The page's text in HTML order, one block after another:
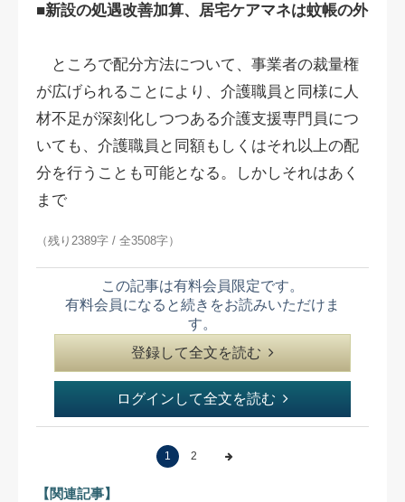
■新設の処遇改善加算、居宅ケアマネは蚊帳の外
ところで配分方法について、事業者の裁量権
が広げられることにより、介護職員と同様に人
材不足が深刻化しつつある介護支援専門員につ
いても、介護職員と同額もしくはそれ以上の配
分を行うことも可能となる。しかしそれはあく
まで
（残り2389字 / 全3508字）
この記事は有料会員限定です。
有料会員になると続きをお読みいただけま
す。
登録して全文を読む
ログインして全文を読む
1 2
【関連記事】